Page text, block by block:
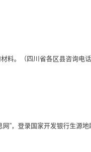
料。（四川省各区县咨询电
”，登录国家开发银行生源